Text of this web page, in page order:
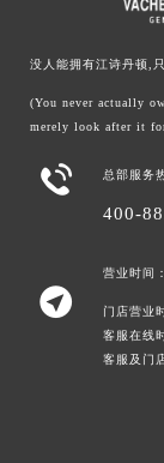
没人能拥有江诗丹顿,
(You never actually
merely look after it
 总部服务
400-

营业时间：
门店营业
客服在线
客服及门